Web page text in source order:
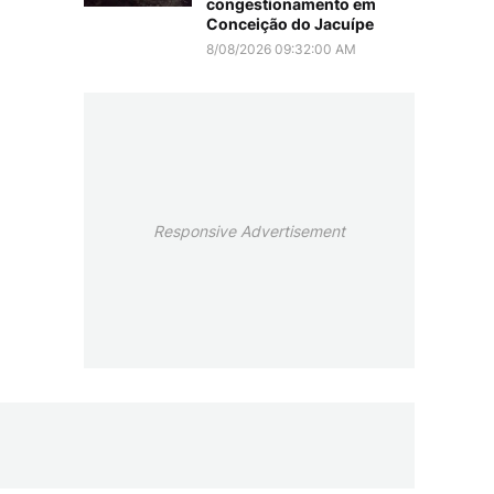
congestionamento em
Conceição do Jacuípe
8/08/2026 09:32:00 AM
Responsive Advertisement